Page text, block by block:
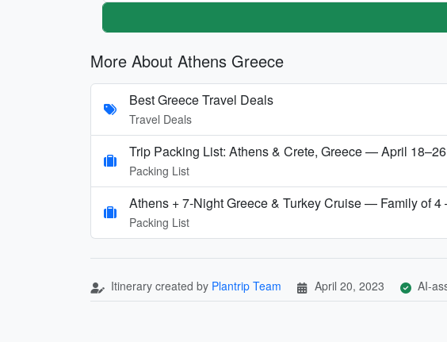
More About Athens Greece
Best Greece Travel Deals
Travel Deals
Trip Packing List: Athens & Crete, Greece — April
Packing List
Athens + 7‑Night Greece & Turkey Cruise — Family of
Packing List
Itinerary created by Plantrip Team April 20, 2023 AI-